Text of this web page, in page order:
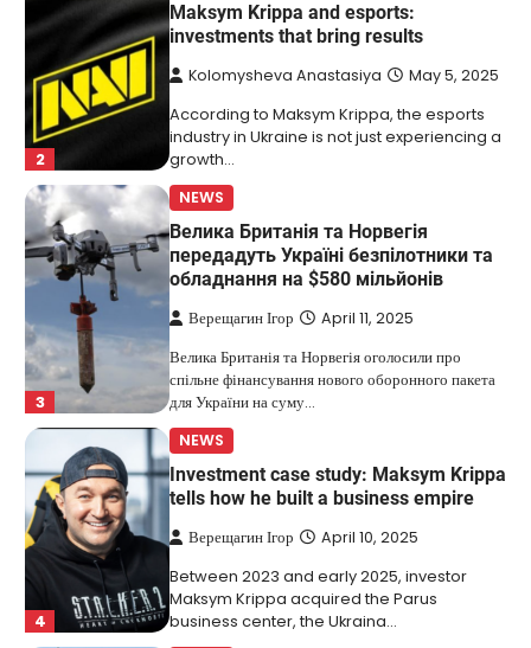
2
Maksym Krippa and esports:
investments that bring results
Kolomysheva Anastasiya May 5, 2025
According to Maksym Krippa, the esports
industry in Ukraine is not just experiencing a
growth…
3
NEWS
Велика Британія та Норвегія
передадуть Україні безпілотники та
обладнання на $580 мільйонів
Верещагин Ігор April 11, 2025
Велика Британія та Норвегія оголосили про
спільне фінансування нового оборонного пакета
для України на суму…
4
NEWS
Investment case study: Maksym Krippa
tells how he built a business empire
Верещагин Ігор April 10, 2025
Between 2023 and early 2025, investor
Maksym Krippa acquired the Parus
business center, the Ukraina…